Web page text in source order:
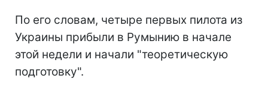
По его словам, четыре первых пилота из
Украины прибыли в Румынию в начале
этой недели и начали "теоретическую
подготовку".